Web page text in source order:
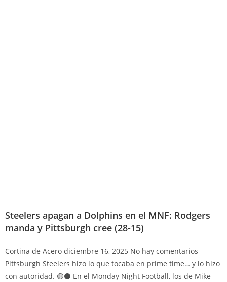
Steelers apagan a Dolphins en el MNF: Rodgers
manda y Pittsburgh cree (28-15)
Cortina de Acero diciembre 16, 2025 No hay comentarios
Pittsburgh Steelers hizo lo que tocaba en prime time… y lo hizo
con autoridad. 🟡⚫ En el Monday Night Football, los de Mike